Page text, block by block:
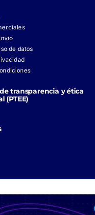
de datos
transparencia y ética
(PTEE)